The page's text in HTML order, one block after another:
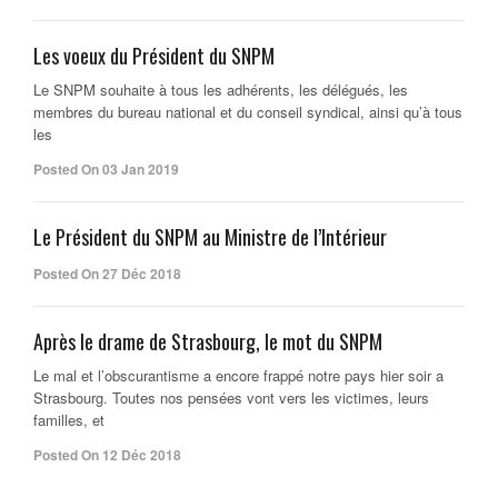
Les voeux du Président du SNPM
Le SNPM souhaite à tous les adhérents, les délégués, les
membres du bureau national et du conseil syndical, ainsi qu’à tous
les
Posted On 03 Jan 2019
Le Président du SNPM au Ministre de l’Intérieur
Posted On 27 Déc 2018
Après le drame de Strasbourg, le mot du SNPM
Le mal et l’obscurantisme a encore frappé notre pays hier soir a
Strasbourg. Toutes nos pensées vont vers les victimes, leurs
familles, et
Posted On 12 Déc 2018